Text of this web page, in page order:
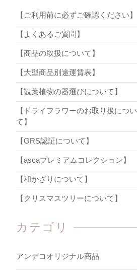
【ご利用前に必ずご確認ください】
【よくあるご質問】
【商品の取扱について】
【大型商品別途運賃表】
【観葉植物の器選びについて】
【ドライフラワーのお取り扱につい
て】
【GRS認証について】
【ascaプレミアムコレクション】
【和かざりについて】
【クリスマスツリーについて】
カテゴリ
アンデコオリジナル商品